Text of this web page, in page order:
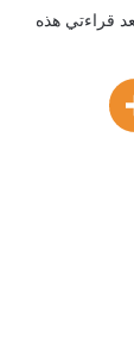
قراءتي هذه